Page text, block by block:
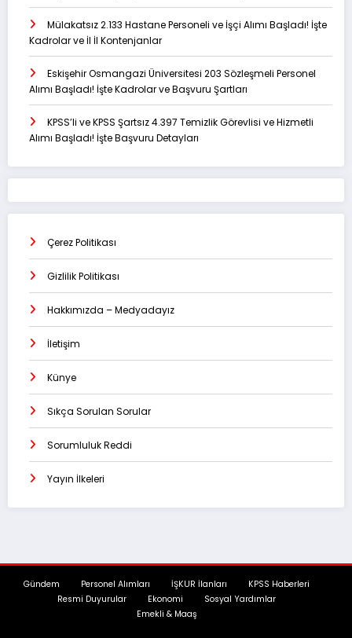
Mülakatsız 2.133 Hastane Personeli ve İşçi Alımı Başladı! İşte
Kadrolar ve İl İl Kontenjanlar
Eskişehir Osmangazi Üniversitesi 203 Sözleşmeli Personel
Alımı Başladı! İşte Kadrolar ve Başvuru Şartları
KPSS’li ve KPSS Şartsız 4.397 Temizlik Görevlisi ve Hizmetli
Alımı Başladı! İşte Başvuru Detayları
Çerez Politikası
Gizlilik Politikası
Hakkımızda – Medyadayız
İletişim
Künye
Sıkça Sorulan Sorular
Sorumluluk Reddi
Yayın İlkeleri
Gündem Personel Alımları İŞKUR İlanları
KPSS Haberleri
Resmi Duyurular
Ekonomi
Sosyal Yardımlar
Emekli & Maaş